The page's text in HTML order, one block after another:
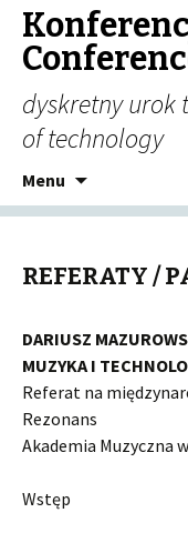
dyskretny urok
of technology
Menu
REFERATY /
DARIUSZ
MUZYKA I
Referat na
Rezonans
Akademia Muzyczna
Wstęp